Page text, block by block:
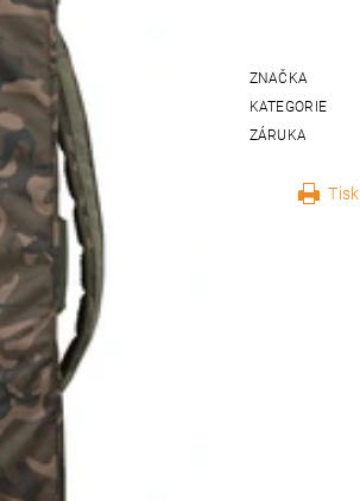
ZNAČKA
KATEGORIE
ZÁRUKA
Tisk